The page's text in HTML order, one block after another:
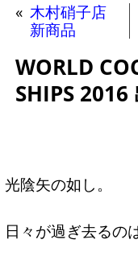
« 木村硝子店
新商品
WORLD
SHIPS 2016
光陰矢の如し。
日々が過ぎ去るの